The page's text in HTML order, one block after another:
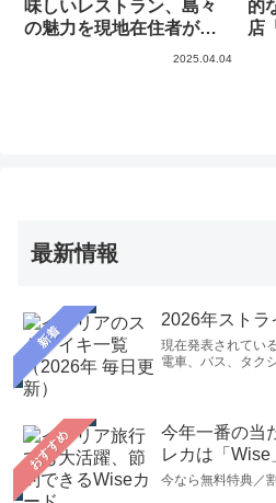
味しいレストラン、島々
の魅力を現地在住者が教
2025.04.04
的
店
最新情報
新着
2026年ストラ
現在発表されてい
電車、バス、タク
おすすめ
今年一番の当
レカは「Wise
今なら無料特典／